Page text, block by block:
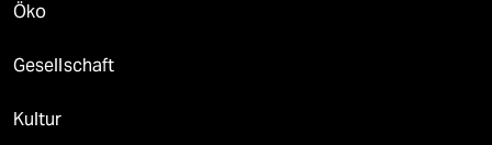
Öko
Gesellschaft
Kultur